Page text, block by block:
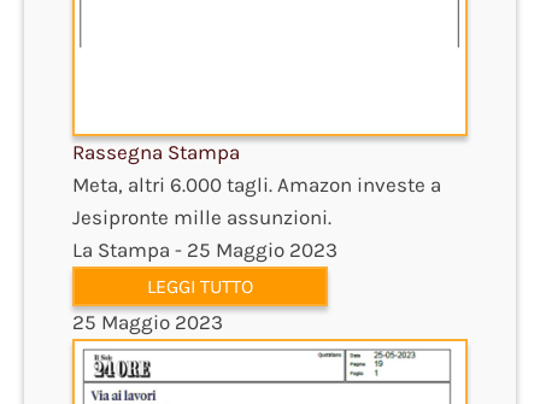
Rassegna Stampa
Meta, altri 6.000 tagli. Amazon investe a
Jesipronte mille assunzioni.
La Stampa - 25 Maggio 2023
LEGGI TUTTO
25 Maggio 2023